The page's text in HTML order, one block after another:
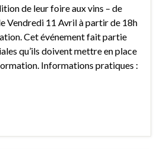
de leur foire aux vins – de
Vendredi 11 Avril à partir de 18h
Cet événement fait partie
qu’ils doivent mettre en place
Informations pratiques :